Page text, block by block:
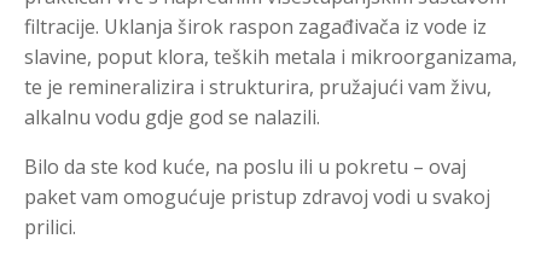
filtracije. Uklanja širok raspon zagađivača iz vode iz
slavine, poput klora, teških metala i mikroorganizama,
te je remineralizira i strukturira, pružajući vam živu,
alkalnu vodu gdje god se nalazili.
Bilo da ste kod kuće, na poslu ili u pokretu – ovaj
paket vam omogućuje pristup zdravoj vodi u svakoj
prilici.